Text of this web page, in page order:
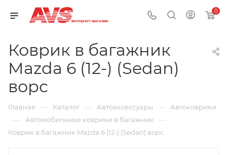
0
Коврик в багажник
Mazda 6 (12-) (Sedan)
ворс
Главная — Каталог — Автоаксессуары — Автоковрики
— Автомобильные коврики в багажник —
Коврик в багажник Mazda 6 (12-) (Sedan) ворс